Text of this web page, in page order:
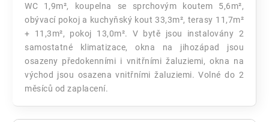
WC 1,9m², koupelna se sprchovým koutem 5,6m²,
obývací pokoj a kuchyňský kout 33,3m², terasy 11,7m²
+ 11,3m², pokoj 13,0m². V bytě jsou instalovány 2
samostatné klimatizace, okna na jihozápad jsou
osazeny předokenními i vnitřními žaluziemi, okna na
východ jsou osazena vnitřními žaluziemi. Volné do 2
měsíců od zaplacení.